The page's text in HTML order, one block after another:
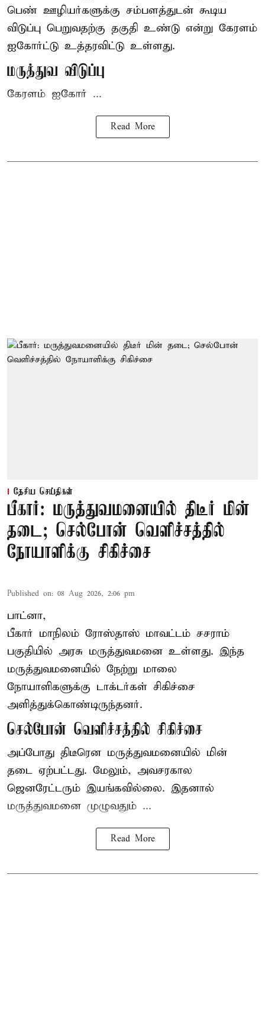
பெண் ஊழியர்களுக்கு சம்பளத்துடன் கூடிய
விடுப்பு பெறுவதற்கு தகுதி உண்டு என்று கேரளம்
ஐகோர்ட்டு உத்தரவிட்டு உள்ளது.
மருத்துவ விடுப்பு
கேரளம் ஐகோர் ...
Read More
தேசிய செய்திகள்
பீகார்: மருத்துவமனையில் திடீர் மின்
தடை; செல்போன் வெளிச்சத்தில்
நோயாளிக்கு சிகிச்சை
Published on: 08 Aug 2026, 2:06 pm
பாட்னா,
பீகார் மாநிலம் ரோஸ்தாஸ் மாவட்டம் சசராம்
பகுதியில் அரசு மருத்துவமனை உள்ளது. இந்த
மருத்துவமனையில் நேற்று மாலை
நோயாளிகளுக்கு டாக்டர்கள் சிகிச்சை
அளித்துக்கொண்டிருந்தனர்.
செல்போன் வெளிச்சத்தில் சிகிச்சை
அப்போது திடீரென மருத்துவமனையில் மின்
தடை ஏற்பட்டது. மேலும், அவசரகால
ஜெனரேட்டரும் இயங்கவில்லை. இதனால்
மருத்துவமனை முழுவதும் ...
Read More